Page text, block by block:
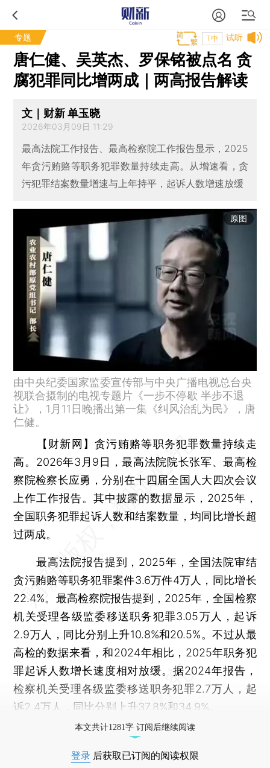
专题 试听
T中
唐仁健、吴英杰、罗保铭被点名 贪
腐犯罪同比增两成｜两高报告解读
文｜财新 单玉晓
2026年03月09日 11:29
最高法院工作报告、最高检察院工作报告显示，2025
年贪污贿赂等职务犯罪数量持续走高。从增速看，贪
污犯罪结案数量增速与上年持平，起诉人数增速放缓
原图
由中央纪委国家监委宣传部与中央广播电视总台央
视联合摄制的电视专题片《一步不停歇 半步不退
让》，1月11日晚播出第一集《纠风治乱为民》，唐
仁健。
【财新网】贪污贿赂等职务犯罪数量持续走
高。2026年3月9日，最高法院院长张军、最高检
察院检察长应勇，分别在十四届全国人大四次会议
上作工作报告。其中披露的数据显示，2025年，
全国职务犯罪起诉人数和结案数量，均同比增长超
过两成。
最高法院报告提到，2025年，全国法院审结
贪污贿赂等职务犯罪案件3.6万件4万人，同比增长
22.4%。最高检察院报告提到，2025年，全国检察
机关受理各级监委移送职务犯罪3.05万人，起诉
2.9万人，同比分别上升10.8%和20.5%。不过从最
高检的数据来看，和2024年相比，2025年职务犯
罪起诉人数增长速度相对放缓。据2024年报告，
检察机关受理各级监委移送职务犯罪2.7万人，起
诉2.4万人，同比分别上升37.8%和34.9%。
本文共计1281字 订阅后继续阅读
登录 后获取已订阅的阅读权限